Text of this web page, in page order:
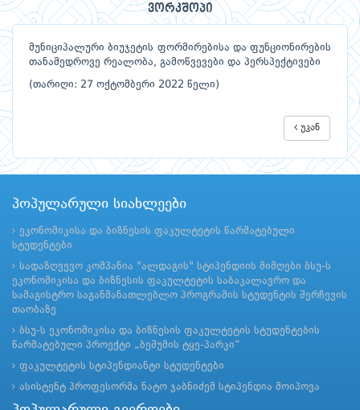
ვორკშოპი
მუნიციპალური ბიუჯეტის ფორმირებისა და ფუნციონირების
თანამედროვე რეალობა, გამოწვევები და პერსპექტივები
(თარიღი: 27 ოქტომბერი 2022 წელი)
უკან
პოპულარული სიახლეები
ეკონომიკისა და ბიზნესის ფაკულტეტის წარმატებული
სტუდენტები
სადაზღვევო კომპანია "ალდაგის" სტიპენდიის მიმღები ბსუ-ს
ეკონომიკისა და ბიზნესის ფაკულტეტის საბაკალავრო და
სამაგისტრო საგანმანათლებლო პროგრამის სტუდენტის შერჩევის
თაობაზე
ბსუ-ს ეკონომიკისა და ბიზნესის ფაკულტეტის სტუდენტების
წარმატებული პროექტი „ბეშუმის ტყე-პარკი“
ფაკულტეტის სტიპენდიანტი სტუდენტები
ასისტენტ პროფესორმა ნატო ჯაბნიძემ სტიპენდია მოიპოვა